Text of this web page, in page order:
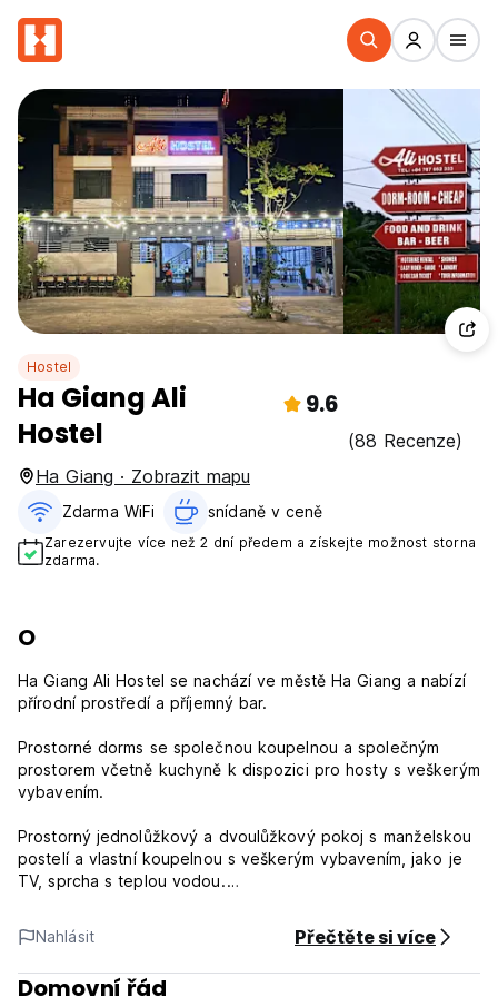
Hostel
Ha Giang Ali
Hostel
9.6
(88 Recenze)
Ha Giang · Zobrazit mapu
Zdarma WiFi snídaně v ceně‎
Zarezervujte více než 2 dní předem a získejte možnost storna
zdarma.
O
Ha Giang Ali Hostel se nachází ve městě Ha Giang a nabízí
přírodní prostředí a příjemný bar.
Prostorné dorms se společnou koupelnou a společným
prostorem včetně kuchyně k dispozici pro hosty s veškerým
vybavením.
Prostorný jednolůžkový a dvoulůžkový pokoj s manželskou
postelí a vlastní koupelnou s veškerým vybavením, jako je
TV, sprcha s teplou vodou.
Každé ráno je zahrnuta snídaně s výběrem z amerických
nebo asijských možností.
K dispozici je 24hodinová recepce s angličtinou, která je
Nahlásit Přečtěte si více
Domovní řád